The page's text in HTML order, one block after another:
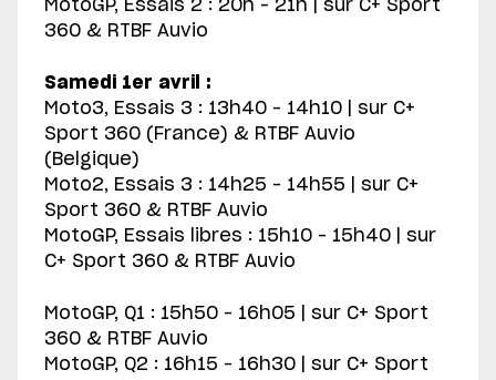
MotoGP, Essais 2 : 20h – 21h | sur C+ Sport
360 & RTBF Auvio
Samedi 1er avril :
Moto3, Essais 3 : 13h40 – 14h10 | sur C+
Sport 360 (France) & RTBF Auvio
(Belgique)
Moto2, Essais 3 : 14h25 – 14h55 | sur C+
Sport 360 & RTBF Auvio
MotoGP, Essais libres : 15h10 – 15h40 | sur
C+ Sport 360 & RTBF Auvio
MotoGP, Q1 : 15h50 – 16h05 | sur C+ Sport
360 & RTBF Auvio
MotoGP, Q2 : 16h15 – 16h30 | sur C+ Sport